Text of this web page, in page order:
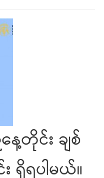
ေ့တိုင်း ချစ်
ရှိရပါမယ်။